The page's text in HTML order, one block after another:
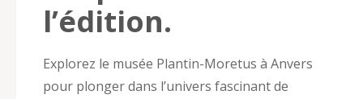
l’édition.
Explorez le musée Plantin-Moretus à Anvers
pour plonger dans l’univers fascinant de